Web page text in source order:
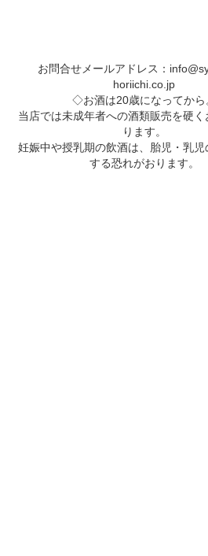
お問合せメールアドレス：
horiichi.co.jp
◇お酒は20歳になってから
当店では未成年者への酒類販売を硬く
ります。
妊娠中や授乳期の飲酒は、胎児・乳
する恐れがおります。